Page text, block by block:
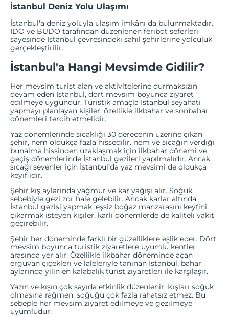
İstanbul Deniz Yolu Ulaşımı
İstanbul'a deniz yoluyla ulaşım imkânı da bulunmaktadır.
İDO ve BUDO tarafından düzenlenen feribot seferleri
sayesinde İstanbul çevresindeki sahil şehirlerine yolculuk
gerçekleştirilir.
İstanbul'a Hangi Mevsimde Gidilir?
Her mevsim turist alan ve aktivitelerine durmaksızın
devam eden İstanbul, dört mevsim boyunca ziyaret
edilmeye uygundur. Turistik amaçla İstanbul seyahati
yapmayı planlayan kişiler, özellikle ilkbahar ve sonbahar
dönemleri tercih etmelidir.
Yaz dönemlerinde sıcaklığı 30 derecenin üzerine çıkan
şehir, nem oldukça fazla hissedilir. nem ve sıcağın verdiği
bunalma hissinden uzaklaşmak için ilkbahar dönemi ve
geçiş dönemlerinde İstanbul gezileri yapılmalıdır. Ancak
sıcağı sevenler için İstanbul’da yaz mevsimi de oldukça
keyiflidir.
Şehir kış aylarında yağmur ve kar yağışı alır. Soğuk
sebebiyle gezi zor hale gelebilir. Ancak karlar altında
İstanbul gezisi yapmak, eşsiz boğaz manzarasını keyfini
çıkarmak isteyen kişiler, karlı dönemlerde de kaliteli vakit
geçirebilir.
Şehir her döneminde farklı bir güzelliklere eşlik eder. Dört
mevsim boyunca turistik ziyaretlere uyumlu kentler
arasında yer alır. Özellikle ilkbahar döneminde açan
erguvan çiçekleri ve laleleriyle tanınan İstanbul, bahar
aylarında yılın en kalabalık turist ziyaretleri ile karşılaşır.
Yazın ve kışın çok sayıda etkinlik düzenlenir. Kışları soğuk
olmasına rağmen, soğuğu çok fazla rahatsız etmez. Bu
sebeple her mevsim ziyaret edilmeye ve gezilmeye
uyumludur.